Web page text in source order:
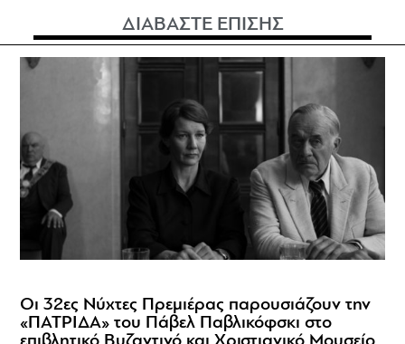
ΔΙΑΒΑΣΤΕ ΕΠΙΣΗΣ
Οι 32ες Νύχτες Πρεμιέρας παρουσιάζουν την
«ΠΑΤΡΙΔΑ» του Πάβελ Παβλικόφσκι στο